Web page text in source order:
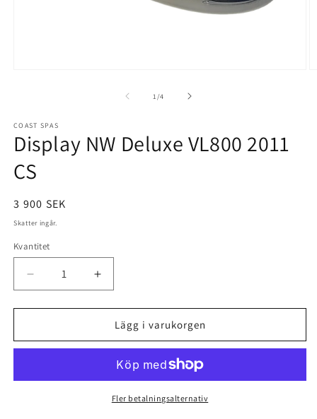
1/av
4
COAST SPAS
Display NW Deluxe VL800 2011
CS
Ordinarie
pris
3 900 SEK
Skatter ingår.
Kvantitet
Minska
kvantitet
för
NW
2011
Öka
kvantitet
för
Display
NW
VL800
2011
CS
Lägg i varukorgen
Fler betalningsalternativ